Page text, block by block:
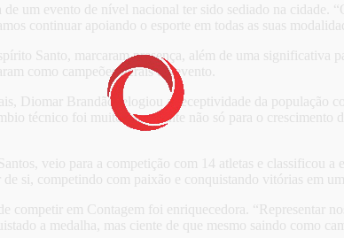
um evento de nível nacional ter sido sediado na cidade.
continuar apoiando o esporte em todas as suas
Santo, marcaram presença, além de uma significativa
como campeões gerais do evento.
Diomar Brandão, elogiou a receptividade da população
técnico foi muito importante não só para o crescimento
veio para a competição com 14 atletas e classificou
si, competindo com paixão e conquistando vitórias em
competir em Contagem foi enriquecedora. “Representar
a medalha, mas ciente de que mesmo saindo como